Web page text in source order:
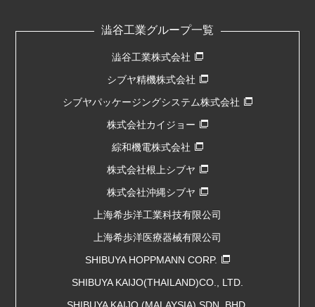
澁谷工業グループ一覧
澁谷工業株式会社
シブヤ精機株式会社
シブヤパッケージングシステム株式会社
株式会社カイジョー
綜和機電株式会社
株式会社根上シブヤ
株式会社沖縄シブヤ
上海希歩洋工業科技有限公司
上海希歩洋医療器械有限公司
SHIBUYA HOPPMANN CORP.
SHIBUYA KAIJO(THAILAND)CO., LTD.